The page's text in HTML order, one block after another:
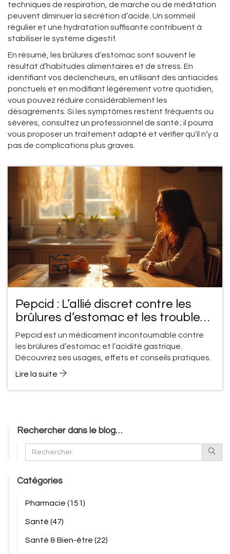
techniques de respiration, de marche ou de méditation
peuvent diminuer la sécrétion d’acide. Un sommeil
régulier et une hydratation suffisante contribuent à
stabiliser le système digestif.
En résumé, les brûlures d’estomac sont souvent le
résultat d’habitudes alimentaires et de stress. En
identifiant vos déclencheurs, en utilisant des antiacides
ponctuels et en modifiant légèrement votre quotidien,
vous pouvez réduire considérablement les
désagréments. Si les symptômes restent fréquents ou
sévères, consultez un professionnel de santé ; il pourra
vous proposer un traitement adapté et vérifier qu’il n’y a
pas de complications plus graves.
Pepcid : L’allié discret contre les
brûlures d’estomac et les troubles
digestifs
Pepcid est un médicament incontournable contre
les brûlures d’estomac et l’acidité gastrique.
Découvrez ses usages, effets et conseils pratiques.
Lire la suite
Rechercher dans le blog…
Catégories
Pharmacie (151)
Santé (47)
Santé & Bien-être (22)